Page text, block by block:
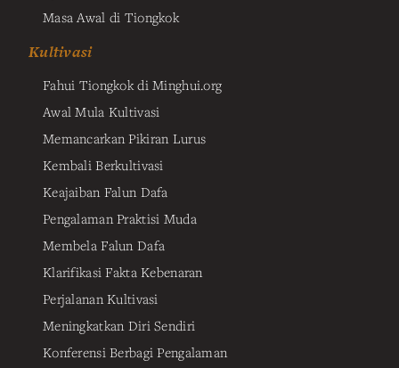
Masa Awal di Tiongkok
Kultivasi
Fahui Tiongkok di Minghui.org
Awal Mula Kultivasi
Memancarkan Pikiran Lurus
Kembali Berkultivasi
Keajaiban Falun Dafa
Pengalaman Praktisi Muda
Membela Falun Dafa
Klarifikasi Fakta Kebenaran
Perjalanan Kultivasi
Meningkatkan Diri Sendiri
Konferensi Berbagi Pengalaman